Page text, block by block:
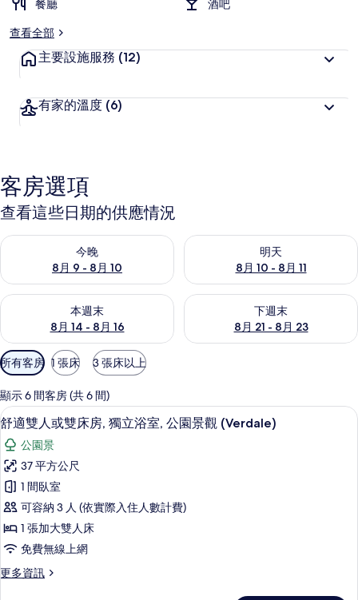
餐廳
酒吧
查看全部
主要設施服務 (12)
有家的溫度 (6)
客房選項
查看這些日期的供應情況
今晚
8月 9 - 8月 10
查看今晚 (8月 9 - 8月 10) 的供應情況
明天
8月 10 - 8月 11
查看明天 (8月 10 - 8月 11) 的
本週末
8月 14 - 8月 16
查看本週末 (8月 14 - 8月 16) 的供應情況
下週末
8月 21 - 8月 23
查看下週末 (8月 21 - 8月 23)
可
用
的
客
房
篩
選
條
件
所有客房 1 張床 3 張床以上
顯示 6 間客房 (共 6 間)
顯
示
舒
適
雙
人
或
床
舒適雙人或雙床房, 獨立浴室, 公園景觀
18
舒適雙人或雙床房, 獨立浴室, 公園景觀 (Verdale)
公園景
37 平方公尺
1 間臥室
可容納 3 人 (依實際入住人數計費)
1 張加大雙人床
免費無線上網
更多資訊
更